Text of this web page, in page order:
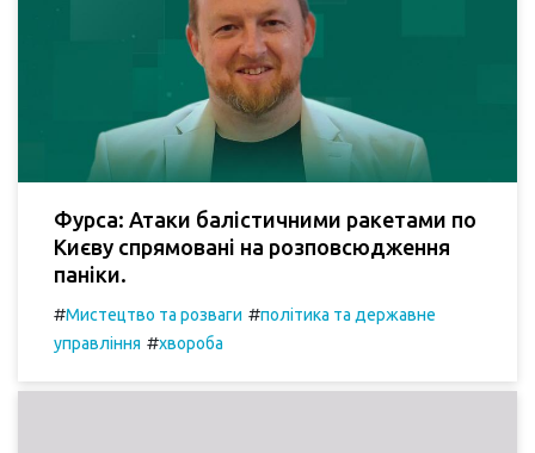
Фурса: Атаки балістичними ракетами по
Києву спрямовані на розповсюдження
паніки.
#Мистецтво та розваги #політика та державне
управління #хвороба